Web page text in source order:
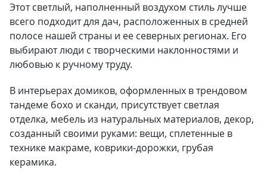
Этот светлый, наполненный воздухом стиль лучше
всего подходит для дач, расположенных в средней
полосе нашей страны и ее северных регионах. Его
выбирают люди с творческими наклонностями и
любовью к ручному труду.
В интерьерах домиков, оформленных в трендовом
тандеме бохо и сканди, присутствует светлая
отделка, мебель из натуральных материалов, декор,
созданный своими руками: вещи, сплетенные в
технике макраме, коврики-дорожки, грубая
керамика.